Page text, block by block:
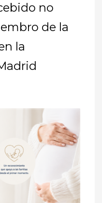
no
de la
la